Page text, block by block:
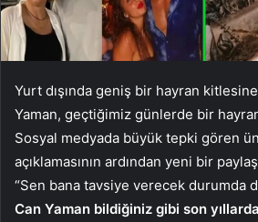
Yurt dışında geniş bir hayran
Yaman, geçtiğimiz günlerde bir
Sosyal medyada büyük tepki gören
açıklamasının ardından yeni bir
“Sen bana tavsiye verecek durumda
Can Yaman bildiğiniz gibi son